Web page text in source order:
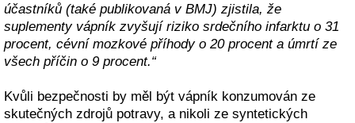
účastníků (také publikovaná v BMJ) zjistila, že
suplementy vápník zvyšují riziko srdečního infarktu o 31
procent, cévní mozkové příhody o 20 procent a úmrtí ze
všech příčin o 9 procent.“
Kvůli bezpečnosti by měl být vápník konzumován ze
skutečných zdrojů potravy, a nikoli ze syntetických